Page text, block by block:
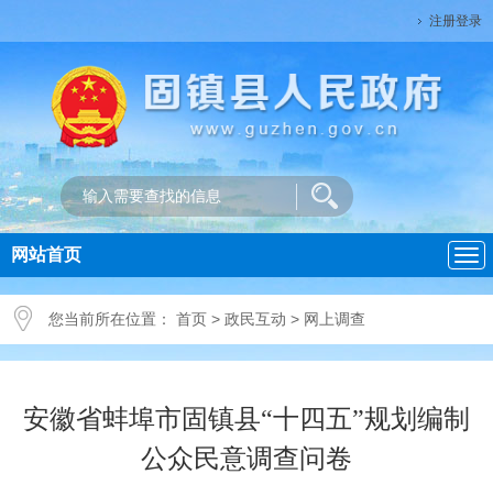
注册登录
导
航
网站首页
您当前所在位置： 首页 > 政民互动 > 网上调查
安徽省蚌埠市固镇县“十四五”规划编制
公众民意调查问卷